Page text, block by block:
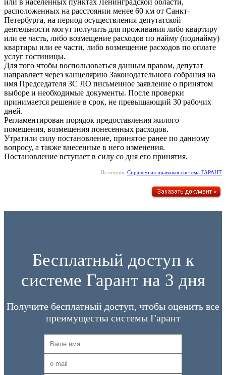
расположенных на расстоянии менее 60 км от Санкт-
Петербурга, на период осуществления депутатской
деятельности могут получить для проживания либо квартиру
или ее часть, либо возмещение расходов по найму (поднайму)
квартиры или ее части, либо возмещение расходов по оплате
услуг гостиницы.
Для того чтобы воспользоваться данным правом, депутат
направляет через канцелярию Законодательного собрания на
имя Председателя ЗС ЛО письменное заявление о принятом
выборе и необходимые документы. После проверки
принимается решение в срок, не превышающий 30 рабочих
дней.
Регламентирован порядок предоставления жилого
помещения, возмещения понесенных расходов.
Утратили силу постановление, принятое ранее по данному
вопросу, а также внесенные в него изменения.
Постановление вступает в силу со дня его принятия.
Источник: Справочная правовая система ГАРАНТ
Бесплатный доступ к
системе Гарант на 3 дня
Получите бесплатный доступ, чтобы оценить все
преимущества системы Гарант